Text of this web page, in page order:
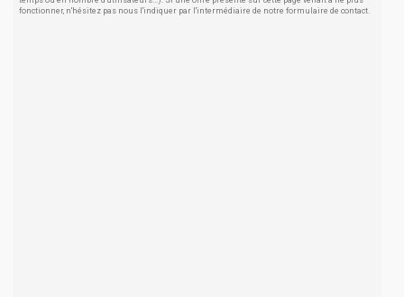
fonctionner, n'hésitez pas nous l'indiquer par l'intermédiaire de notre formulaire de contact.